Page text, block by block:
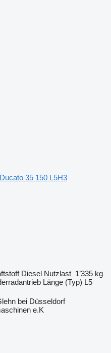
35 150 L5H3
Diesel Nutzlast 1’335 kg
Länge (Typ) L5
bei Düsseldorf
e.K